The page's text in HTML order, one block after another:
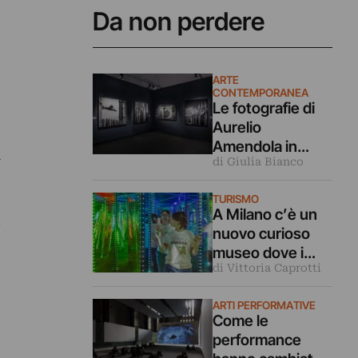
Da non perdere
ARTE
CONTEMPORANEA
Le fotografie di
Aurelio
Amendola in
dialogo coi
dell’arte in
mostra a Milano
di Giulia Bianco
TURISMO
A Milano c’è un
nuovo curioso
museo dove i
nostri cinque
ingannati
di Vittoria Caprotti
ARTI PERFORMATIVE
Come le
performance